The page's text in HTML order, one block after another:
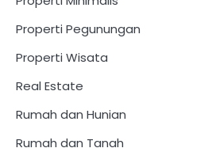
Properti Pegunungan
Properti Wisata
Real Estate
Rumah dan Hunian
Rumah dan Tanah